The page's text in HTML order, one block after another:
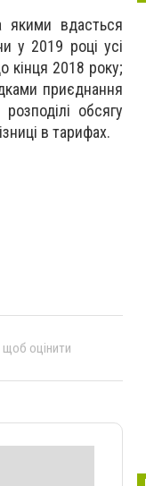
якими вдасться
у 2019 році усі
кінця 2018 року;
приєднання
обсягу
в тарифах.
щоб оцінити